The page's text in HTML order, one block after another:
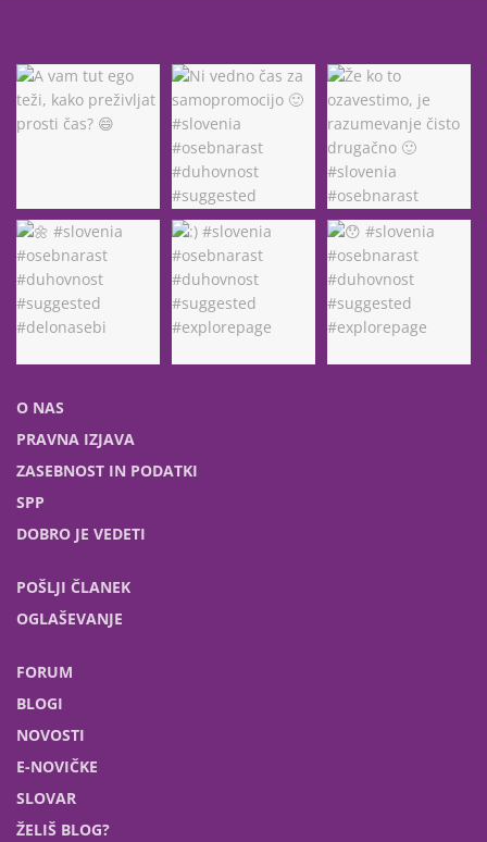
O NAS
PRAVNA IZJAVA
ZASEBNOST IN PODATKI
SPP
DOBRO JE VEDETI
POŠLJI ČLANEK
OGLAŠEVANJE
FORUM
BLOGI
NOVOSTI
E-NOVIČKE
SLOVAR
ŽELIŠ BLOG?